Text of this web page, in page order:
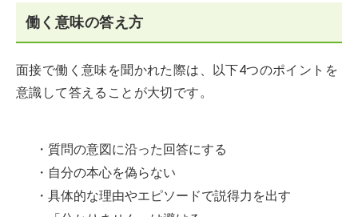
働く意味の答え方
面接で働く意味を聞かれた際は、以下4つのポイントを
意識して答えることが大切です。
・質問の意図に沿った回答にする
・自分の本心を偽らない
・具体的な理由やエピソードで説得力を出す